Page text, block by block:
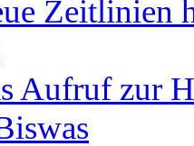
Zeitlinien
Aufruf zur